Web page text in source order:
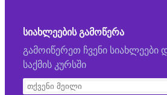
ᲡᲘᲐᲮᲚᲔᲔᲑᲘᲡ ᲒᲐᲛᲝᲬᲔᲠᲐ
გამოიწერეთ ჩვენი სიახლეები
საქმის კურსში